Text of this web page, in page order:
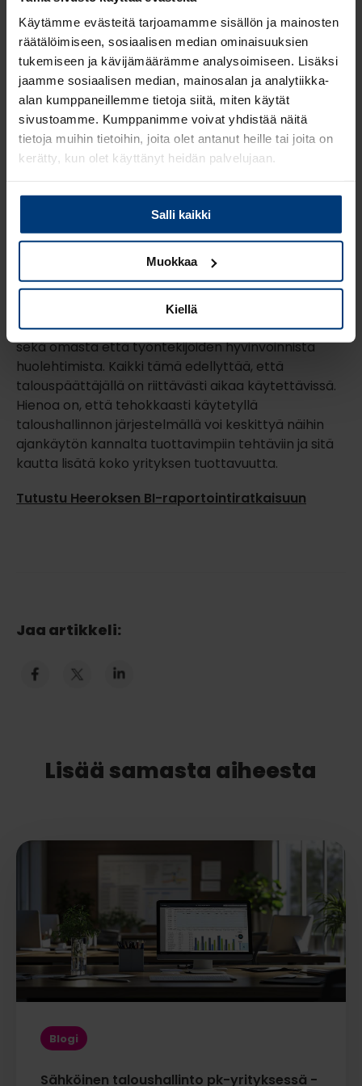
Käytämme evästeitä tarjoamamme sisällön ja mainosten
räätälöimiseen, sosiaalisen median ominaisuuksien
tukemiseen ja kävijämäärämme analysoimiseen. Lisäksi
jaamme sosiaalisen median, mainosalan ja analytiikka-
alan kumppaneillemme tietoja siitä, miten käytät
sivustoamme. Kumppanimme voivat yhdistää näitä
tietoja muihin tietoihin, joita olet antanut heille tai joita on
kerätty, kun olet käyttänyt heidän palvelujaan.
LueTietosuojaehdoistammelisää siitä keitä olemme,
miten voit ottaa meihin yhteyttä ja miten käsittelemme
henkilökohtaisia tietojasi.
Salli kaikki
Muokkaa
Kiellä
parantaa läpinäkyvyyttä, mutta myös mahdollistaa
ohjelman parhaan käyttökokemuksen. Yhtenäisen
taloushallinnon järjestelmän ympärille on
tehokkaampaa järjestää tarvittavat sisäiset
kontrollit.
Johtajan ajankäytöllä on
vaikutuksia yrityksen
tuottavuuteen
Johtajan omalla ajankäytöllä on suora yhteys työn
työilmapiirin laatuun. Jokainen taloushallinnon
asiantuntija tarvitsee tukea jossain työelämänsä
osa-alueessa. Parempi henkilöjohtaminen
tarkoittaa tiimiläisten henkilökohtaista tukemista
sekä omasta että työntekijöiden hyvinvoinnista
huolehtimista. Kaikki tämä edellyttää, että
talouspäättäjällä on riittävästi aikaa käytettävissä.
Hienoa on, että tehokkaasti käytetyllä
taloushallinnon järjestelmällä voi keskittyä näihin
ajankäytön kannalta tuottavimpiin tehtäviin ja sitä
kautta lisätä koko yrityksen tuottavuutta.
Tutustu Heeroksen BI-raportointiratkaisuun
Jaa artikkeli:
Lisää samasta aiheesta
Blogi
Sähköinen taloushallinto pk-yrityksessä -